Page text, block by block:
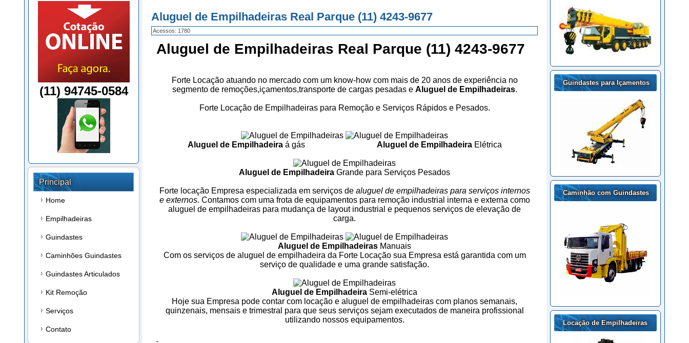
(11) 94745-0584
Principal
Home
Empilhadeiras
Guindastes
Caminhões Guindastes
Guindastes Articulados
Kit Remoção
Serviços
Contato
Aluguel de Empilhadeiras Real Parque (11) 4243-9677
Acessos: 1780
Aluguel de Empilhadeiras Real Parque (11) 4243-9677
Forte Locação atuando no mercado com um know-how com mais de 20 anos de experiência no
segmento de remoções,içamentos,transporte de cargas pesadas e Aluguel de Empilhadeiras.
Forte Locação de Empilhadeiras para Remoção e Serviços Rápidos e Pesados.
Aluguel de Empilhadeiraá gás Aluguel de EmpilhadeiraElétrica
Aluguel de Empilhadeira Grande para Serviços Pesados
Forte locação Empresa especializada em serviços de aluguel de empilhadeiras para serviços internos
e externos. Contamos com uma frota de equipamentos para remoção industrial interna e externa como
aluguel de empilhadeiras para mudança de layout industrial e pequenos serviços de elevação de
carga.
Aluguel de Empilhadeiras Manuais
Com os serviços de aluguel de empilhadeira da Forte Locação sua Empresa está garantida com um
serviço de qualidade e uma grande satisfação.
Aluguel de Empilhadeira Semi-elétrica
Hoje sua Empresa pode contar com locação e aluguel de empilhadeiras com planos semanais,
quinzenais, mensais e trimestral para que seus serviços sejam executados de maneira profissional
utilizando nossos equipamentos.
Guindastes para Içamentos
Caminhão com Guindastes
Locação de Empilhadeiras